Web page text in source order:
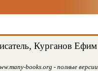
Курганов Ефим
books.org - полные версии